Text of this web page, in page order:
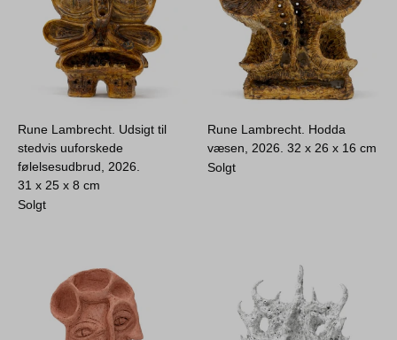
Rune Lambrecht. Udsigt til
stedvis uuforskede
følelsesudbrud, 2026.
31 x 25 x 8 cm
Solgt
Rune Lambrecht. Hodda
væsen, 2026.32 x 26 x 16 cm
Solgt